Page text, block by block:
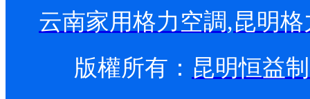
云南家用格力空調,昆明格
版權所有： 昆明恒益